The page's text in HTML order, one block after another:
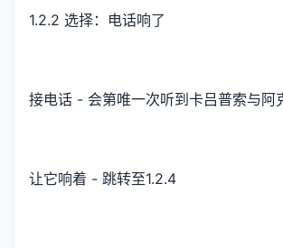
1.2.2 选择：电话响了
接电话 - 会第唯一次听到卡吕普索与阿
让它响着 - 跳转至1.2.4